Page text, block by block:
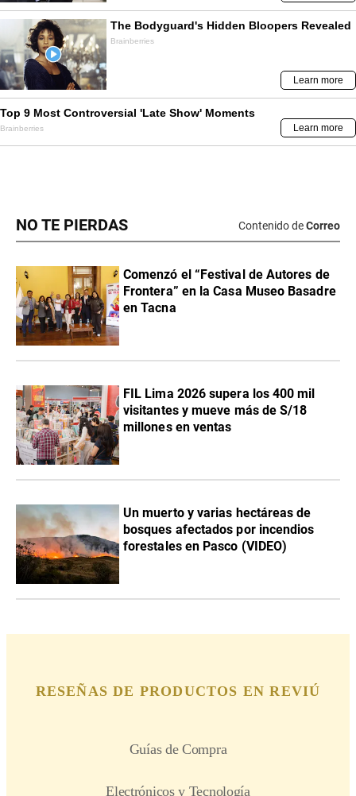
NO TE PIERDAS Contenido deCorreo
Comenzó el “Festival de Autores de
Frontera” en la Casa Museo Basadre
en Tacna
FIL Lima 2026 supera los 400 mil
visitantes y mueve más de S/18
millones en ventas
Un muerto y varias hectáreas de
bosques afectados por incendios
forestales en Pasco (VIDEO)